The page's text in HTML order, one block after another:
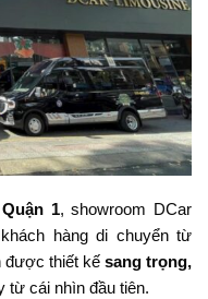
1, showroom DCar
hàng di chuyển từ
được thiết kế sang trọng,
từ cái nhìn đầu tiên.